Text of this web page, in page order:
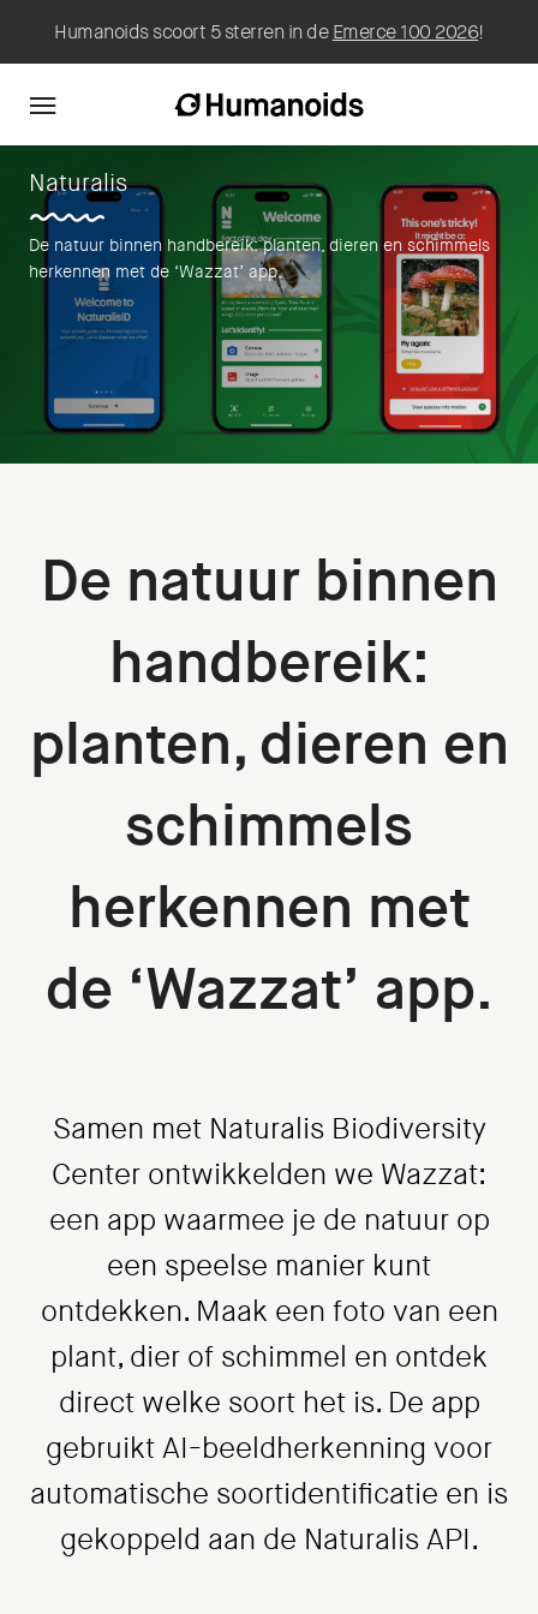
Humanoids scoort 5 sterren in deEmerce 100 2026!
Naturalis
De natuur binnen handbereik: planten, dieren en schimmels
herkennen met de ‘Wazzat’ app.
De natuur binnen
handbereik:
planten, dieren en
schimmels
herkennen met
de ‘Wazzat’ app.
Samen met Naturalis Biodiversity
Center ontwikkelden we Wazzat:
een app waarmee je de natuur op
een speelse manier kunt
ontdekken. Maak een foto van een
plant, dier of schimmel en ontdek
direct welke soort het is. De app
gebruikt AI-beeldherkenning voor
automatische soortidentificatie en is
gekoppeld aan de Naturalis API.